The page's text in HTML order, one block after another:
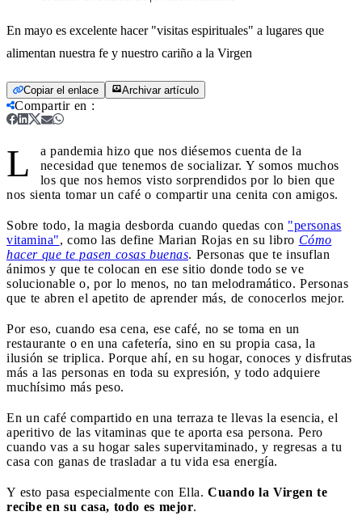
En mayo es excelente hacer "visitas espirituales" a lugares que
alimentan nuestra fe y nuestro cariño a la Virgen
Copiar el enlace Archivar artículo
Compartir en :
L
a pandemia hizo que nos diésemos cuenta de la
necesidad que tenemos de socializar. Y somos muchos
los que nos hemos visto sorprendidos por lo bien que
nos sienta tomar un café o compartir una cenita con amigos.
Sobre todo, la magia desborda cuando quedas con "personas
vitamina", como las define Marian Rojas en su libro Cómo
hacer que te pasen cosas buenas. Personas que te insuflan
ánimos y que te colocan en ese sitio donde todo se ve
solucionable o, por lo menos, no tan melodramático. Personas
que te abren el apetito de aprender más, de conocerlos mejor.
Por eso, cuando esa cena, ese café, no se toma en un
restaurante o en una cafetería, sino en su propia casa, la
ilusión se triplica. Porque ahí, en su hogar, conoces y disfrutas
más a las personas en toda su expresión, y todo adquiere
muchísimo más peso.
En un café compartido en una terraza te llevas la esencia, el
aperitivo de las vitaminas que te aporta esa persona. Pero
cuando vas a su hogar sales supervitaminado, y regresas a tu
casa con ganas de trasladar a tu vida esa energía.
Y esto pasa especialmente con Ella. Cuando la Virgen te
recibe en su casa, todo es mejor.